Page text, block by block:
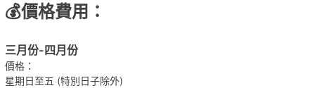
💰價格費用：
三月份-四月份
價格：
星期日至五 (特別日子除外)